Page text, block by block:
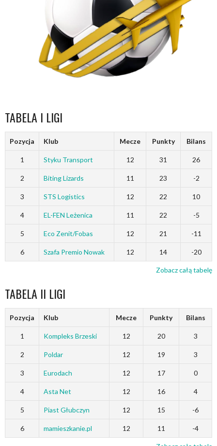
TABELA I LIGI
Pozycja Klub Mecze Punkty Bilans
1 Styku Transport 12 31 26
2 Biting Lizards 11 23 -2
3 STS Logistics 12 22 10
4 EL-FEN Leżenica 11 22 -5
5 Eco Zenit/Fobas 12 21 -11
6 Szafa Premio Nowak 12 14 -20
Zobacz całą tabelę
TABELA II LIGI
Pozycja Klub Mecze Punkty Bilans
1 Kompleks Brzeski 12 20 3
2 Poldar 12 19 3
3 Eurodach 12 17 0
4 Asta Net 12 16 4
5 Piast Głubczyn 12 15 -6
6 mamieszkanie.pl 12 11 -4